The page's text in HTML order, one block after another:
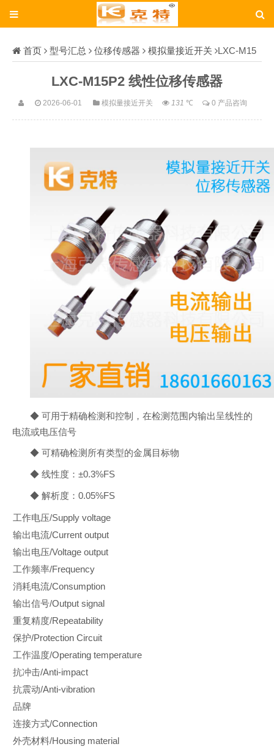
首页 型号汇总 位移传感器 模拟量接近开关 LXC-M15
LXC-M15P2 线性位移传感器
2026-06-01 模拟量接近开关 131 ℃ 0 产品咨询
◆ 可用于精确检测和控制，在检测范围内输出呈线性的
电流或电压信号
◆ 可精确检测所有类型的金属目标物
◆ 线性度：±0.3%FS
◆ 解析度：0.05%FS
工作电压/Supply voltage
输出电流/Current output
输出电压/Voltage output
工作频率/Frequency
消耗电流/Consumption
输出信号/Output signal
重复精度/Repeatability
保护/Protection Circuit
工作温度/Operating temperature
抗冲击/Anti-impact
抗震动/Anti-vibration
品牌
连接方式/Connection
外壳材料/Housing material